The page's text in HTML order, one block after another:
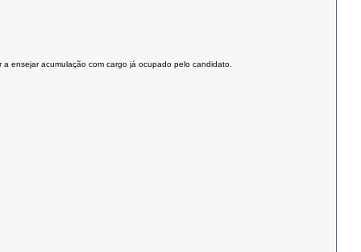
ensejar acumulação com cargo já ocupado pelo candidato.